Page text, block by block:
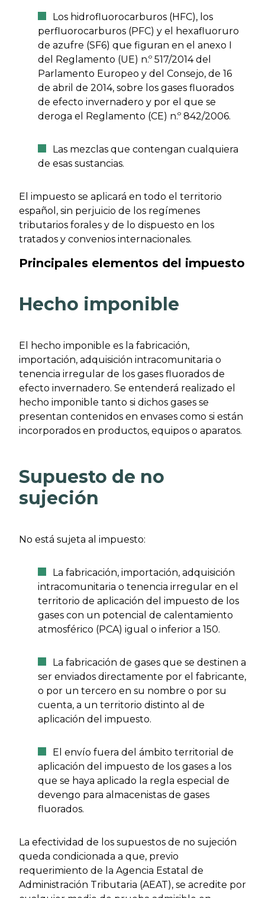
Los hidrofluorocarburos (HFC), los
perfluorocarburos (PFC) y el hexafluoruro
de azufre (SF6) que figuran en el anexo I
del Reglamento (UE) n.º 517/2014 del
Parlamento Europeo y del Consejo, de 16
de abril de 2014, sobre los gases fluorados
de efecto invernadero y por el que se
deroga el Reglamento (CE) n.º 842/2006.
Las mezclas que contengan cualquiera
de esas sustancias.
El impuesto se aplicará en todo el territorio
español, sin perjuicio de los regímenes
tributarios forales y de lo dispuesto en los
tratados y convenios internacionales.
Principales elementos del impuesto
Hecho imponible
El hecho imponible es la fabricación,
importación, adquisición intracomunitaria o
tenencia irregular de los gases fluorados de
efecto invernadero. Se entenderá realizado el
hecho imponible tanto si dichos gases se
presentan contenidos en envases como si están
incorporados en productos, equipos o aparatos.
Supuesto de no
sujeción
No está sujeta al impuesto:
La fabricación, importación, adquisición
intracomunitaria o tenencia irregular en el
territorio de aplicación del impuesto de los
gases con un potencial de calentamiento
atmosférico (PCA) igual o inferior a 150.
La fabricación de gases que se destinen a
ser enviados directamente por el fabricante,
o por un tercero en su nombre o por su
cuenta, a un territorio distinto al de
aplicación del impuesto.
El envío fuera del ámbito territorial de
aplicación del impuesto de los gases a los
que se haya aplicado la regla especial de
devengo para almacenistas de gases
fluorados.
La efectividad de los supuestos de no sujeción
queda condicionada a que, previo
requerimiento de la Agencia Estatal de
Administración Tributaria (AEAT), se acredite por